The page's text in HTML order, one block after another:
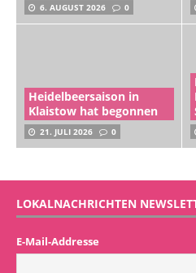
6. AUGUST 2026 0
Heidelbeersaison in
Klaistow hat begonnen
21. JULI 2026 0
LOKALNACHRICHTEN
E-Mail-Addresse